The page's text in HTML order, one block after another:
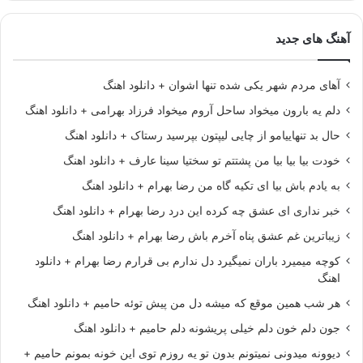
آهنگ های جدید
آهای مردم شهر یکی شده تنها اشوان + دانلود اهنگ
دلم یه بارون میخواد ساحل آروم میخواد فرزاد بهرامی + دانلود اهنگ
حال بد تنهاییامو از چایی لیپتون بپرسید رستاک + دانلود اهنگ
خودت بیا بیا بیا من پشتتم تو سختیا سینا عارف + دانلود اهنگ
به یادم باش بیا ای تکیه گاه من رضا بهرام + دانلود اهنگ
خبر نداری ای عشق چه کرده این درد رضا بهرام + دانلود اهنگ
زیباترین غم عشق پناه آخرم باش رضا بهرام + دانلود اهنگ
کوچه میمیرد باران نمیگیرد دل ندارم بی قرارم رضا بهرام + دانلود
اهنگ
هر شب همین موقع که میشه دل من پیش توئه حامیم + دانلود اهنگ
جون دلم خون دلم خیلی پریشونه دلم حامیم + دانلود اهنگ
دیوونه میدونی نمیتونم بدون تو یه روزم توی این خونه بمونم حامیم +